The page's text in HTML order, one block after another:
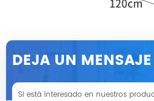
DEJA UN MENSAJE
Si está interesado en nuestros